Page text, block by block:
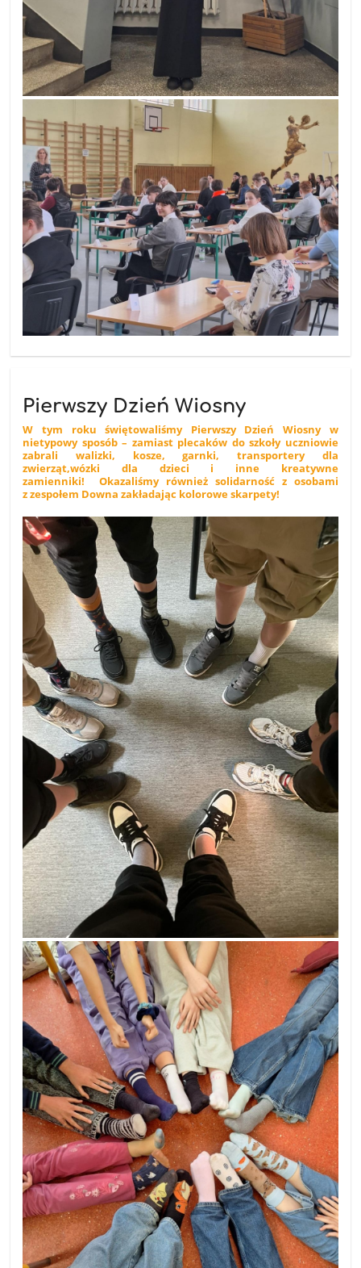
Pierwszy Dzień Wiosny
W tym roku świętowaliśmy Pierwszy Dzień Wiosny w
nietypowy sposób – zamiast plecaków do szkoły uczniowie
zabrali walizki, kosze, garnki, transportery dla
zwierząt,wózki dla dzieci i inne kreatywne
zamienniki! Okazaliśmy również solidarność z osobami
z zespołem Downa zakładając kolorowe skarpety!